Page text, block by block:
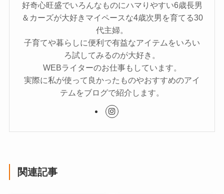
好奇心旺盛でいろんなものにハマりやすい6歳長男
＆カーズが大好きマイペースな4歳次男を育てる30
代主婦。
子育てや暮らしに便利で有益なアイテムをいろい
ろ試してみるのが大好き。
WEBライターのお仕事もしています。
実際に私が使って良かったものやおすすめのアイ
テムをブログで紹介します。
関連記事